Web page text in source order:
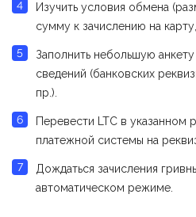
Изучить условия обмена
сумму к зачислению на
Заполнить небольшую
сведений (банковских
пр.).
Перевести LTC в указанном
платежной системы на
Дождаться зачисления
автоматическом режиме.